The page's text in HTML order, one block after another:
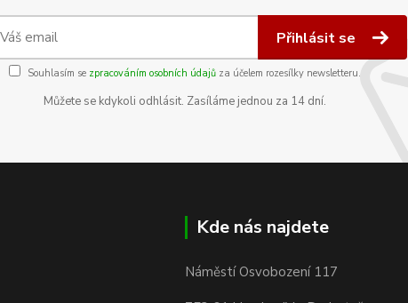
Přihlásit se
Souhlasím se zpracováním osobních údajů za účelem rozesílky newsletteru.
Můžete se kdykoli odhlásit. Zasíláme jednou za 14 dní.
Kde nás najdete
Náměstí Osvobození 117